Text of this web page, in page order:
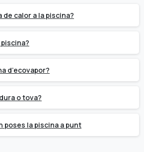
de calor a la piscina?
piscina?
d’ecovapor?
o tova?
poses la piscina a punt